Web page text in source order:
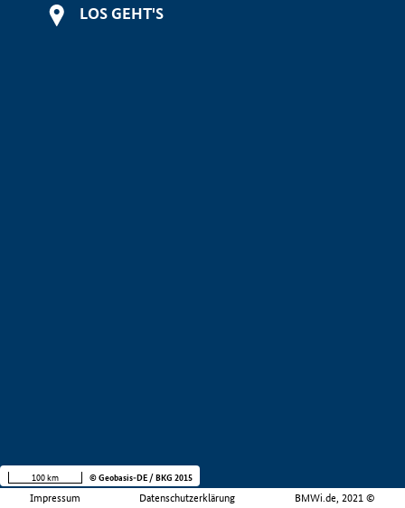
LOS GEHT'S
Impressum Datenschutzerklärung BMWi.de, 2021 ©
100 km © Geobasis-DE / BKG 2015